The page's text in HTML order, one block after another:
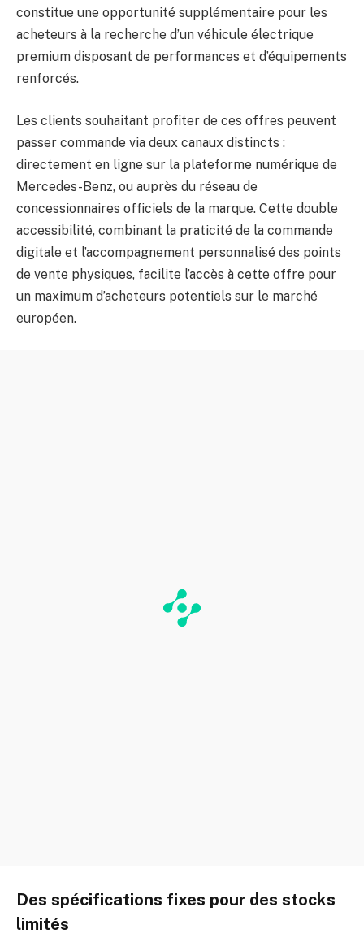
constitue une opportunité supplémentaire pour les
acheteurs à la recherche d’un véhicule électrique
premium disposant de performances et d’équipements
renforcés.
Les clients souhaitant profiter de ces offres peuvent
passer commande via deux canaux distincts :
directement en ligne sur la plateforme numérique de
Mercedes-Benz, ou auprès du réseau de
concessionnaires officiels de la marque. Cette double
accessibilité, combinant la praticité de la commande
digitale et l’accompagnement personnalisé des points
de vente physiques, facilite l’accès à cette offre pour
un maximum d’acheteurs potentiels sur le marché
européen.
Des spécifications fixes pour des stocks
limités